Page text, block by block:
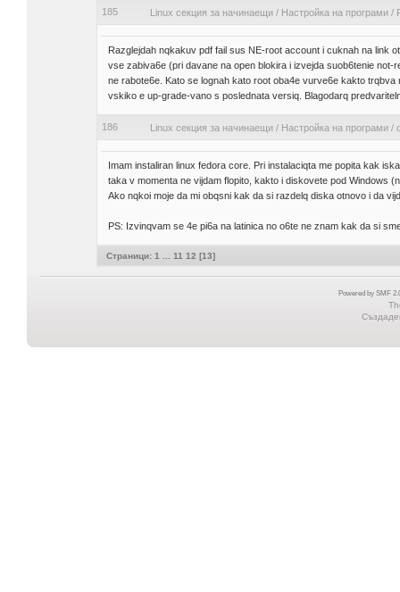
185 Linux секция за начинаещи/ Настройка на програми/
Razglejdah nqkakuv pdf fail sus NE-root account i cuknah na link
vse zabiva6e (pri davane na open blokira i izvejda suob6tenie
ne rabote6e. Kato se lognah kato root oba4e vurve6e kakto
vskiko e up-grade-vano s poslednata versiq. Blagodarq
186 Linux секция за начинаещи/ Настройка на програми/
Imam instaliran linux fedora core. Pri instalaciqta me popita kak
taka v momenta ne vijdam flopito, kakto i diskovete pod Windows
Ako nqkoi moje da mi obqsni kak da si razdelq diska otnovo i da
PS: Izvinqvam se 4e pi6a na latinica no o6te ne znam kak da si
Страници: 1 11 12 [13]
Powered by SMF